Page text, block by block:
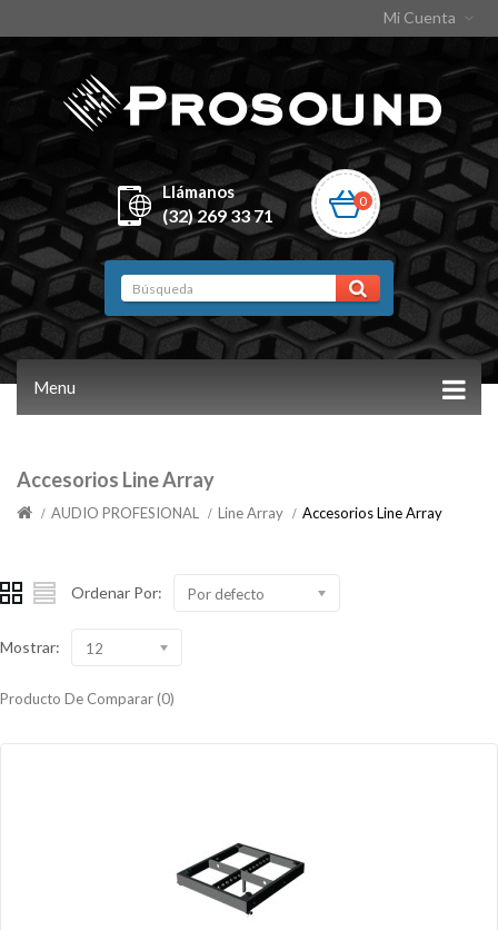
Mi Cuenta
Llámanos
(32) 269 33 71
0
Menu
Accesorios Line Array
AUDIO PROFESIONAL Line Array Accesorios Line Array
Ordenar Por: Por defecto
Mostrar: 12
Producto De Comparar (0)